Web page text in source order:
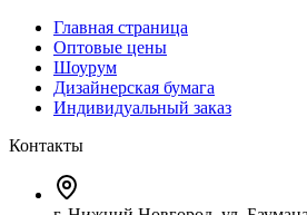
Главная страница
Оптовые цены
Шоурум
Дизайнерская бумага
Индивидуальный заказ
Контакты